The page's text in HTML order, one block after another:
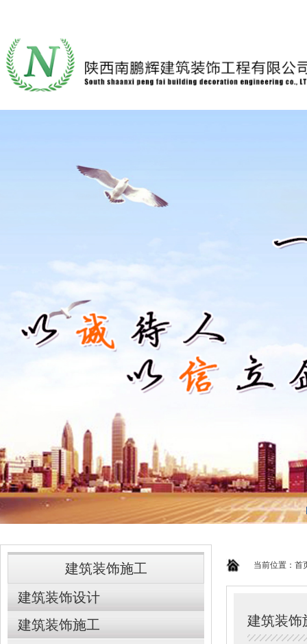
建筑装饰施工
建筑装饰设计
建筑装饰施工
当前位置： 首
建筑装饰